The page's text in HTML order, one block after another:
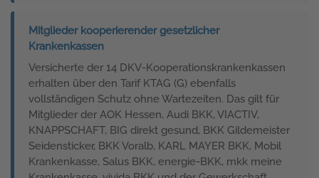
Mitglieder kooperierender gesetzlicher
Krankenkassen
Versicherte der 14 DKV-Kooperationskrankenkassen
erhalten über den Tarif KTAG (G) ebenfalls
vollständigen Schutz ohne Wartezeiten. Das gilt für
Mitglieder der AOK Hessen, Audi BKK, VIACTIV,
KNAPPSCHAFT, BIG direkt gesund, BKK Gildemeister
Seidensticker, BKK Voralb, KARL MAYER BKK, Mobil
Krankenkasse, Salus BKK, energie-BKK, mkk meine